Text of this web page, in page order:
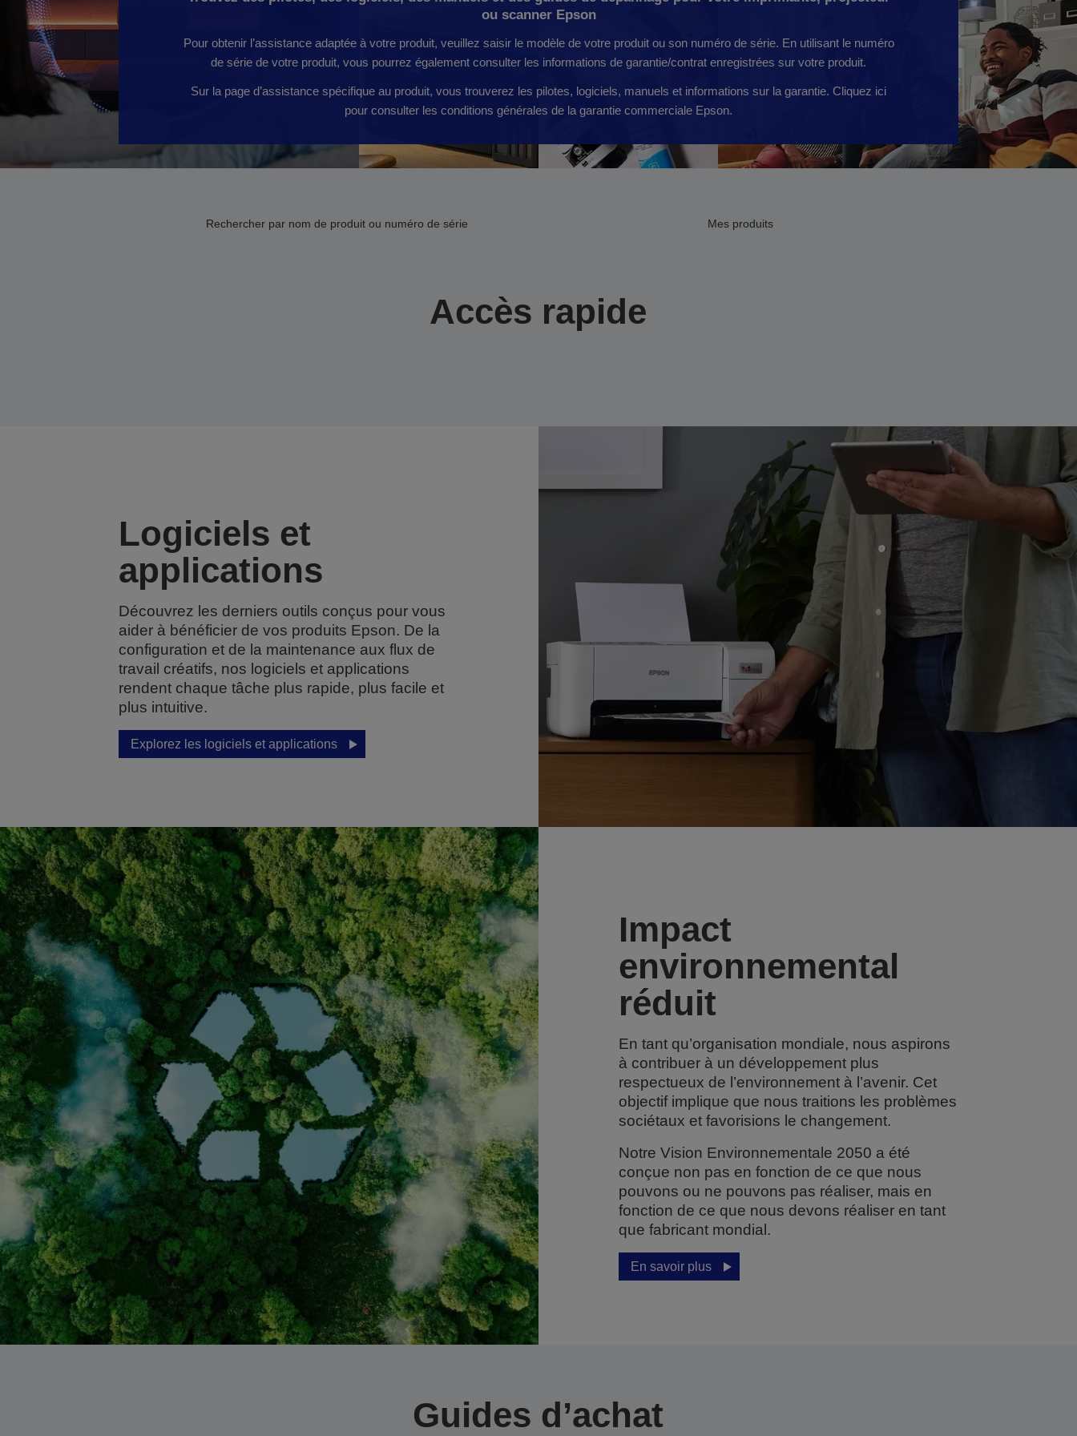
ou scanner Epson
Pour obtenir l’assistance adaptée à votre produit, veuillez saisir le modèle de votre produit ou son numéro de série. En utilisant le numéro
de série de votre produit, vous pourrez également consulter les informations de garantie/contrat enregistrées sur votre produit.
Sur la page d’assistance spécifique au produit, vous trouverez les pilotes, logiciels, manuels et informations sur la garantie. Cliquez ici
pour consulter les conditions générales de la garantie commerciale Epson.
Rechercher par nom de produit ou numéro de série Mes produits
Accès rapide
Logiciels et
applications
Découvrez les derniers outils conçus pour vous
aider à bénéficier de vos produits Epson. De la
configuration et de la maintenance aux flux de
travail créatifs, nos logiciels et applications
rendent chaque tâche plus rapide, plus facile et
plus intuitive.
Explorez les logiciels et applications
Impact
environnemental
réduit
En tant qu’organisation mondiale, nous aspirons
à contribuer à un développement plus
respectueux de l’environnement à l’avenir. Cet
objectif implique que nous traitions les problèmes
sociétaux et favorisions le changement.
Notre Vision Environnementale 2050 a été
conçue non pas en fonction de ce que nous
pouvons ou ne pouvons pas réaliser, mais en
fonction de ce que nous devons réaliser en tant
que fabricant mondial.
En savoir plus
Guides d’achat